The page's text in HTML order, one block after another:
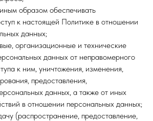
образом обеспечивать
к настоящей Политике в отношении
данных;
организационные и технические
данных от неправомерного
к ним, уничтожения, изменения,
предоставления,
данных, а также от иных
в отношении персональных данных;
(распространение, предоставление,